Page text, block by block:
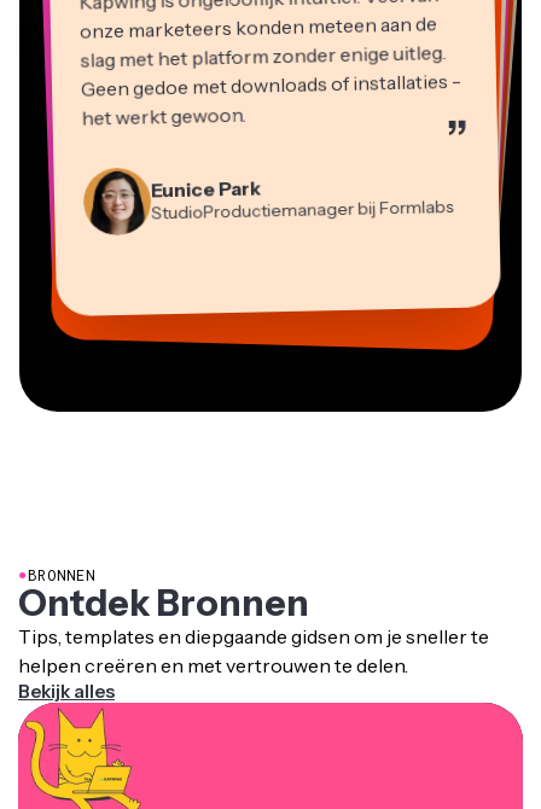
onze marketeers konden meteen aan de
slag met het platform zonder enige uitleg.
Geen gedoe met downloads of installaties -
het werkt gewoon. ”
Eunice Park
StudioProductiemanager bij Formlabs
Panos Papagapiou
Videobewerker
Natasha Ball
Dina Segovia
●BRONNEN
Ontdek Bronnen
Tips, templates en diepgaande gidsen om je sneller te
helpen creëren en met vertrouwen te delen.
Bekijk alles